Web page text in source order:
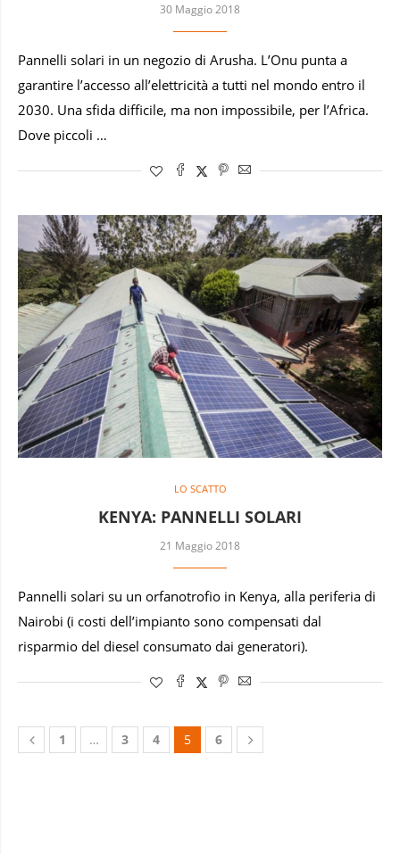
30 Maggio 2018
Pannelli solari in un negozio di Arusha. L’Onu punta a
garantire l’accesso all’elettricità a tutti nel mondo entro il
2030. Una sfida difficile, ma non impossibile, per l’Africa.
Dove piccoli …
LO SCATTO
KENYA: PANNELLI SOLARI
21 Maggio 2018
Pannelli solari su un orfanotrofio in Kenya, alla periferia di
Nairobi (i costi dell’impianto sono compensati dal
risparmio del diesel consumato dai generatori).
1 … 3 4 5 6